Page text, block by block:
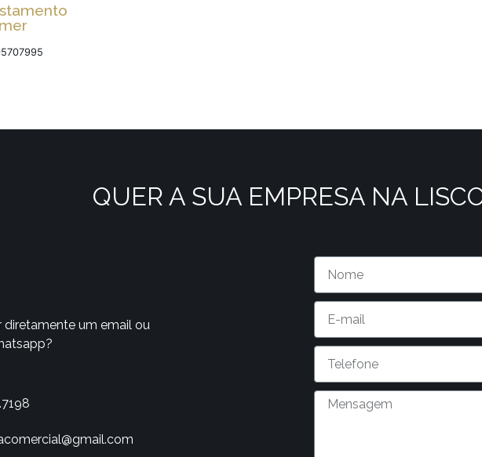
QUER A SUA EMPRESA NA
diretamente um email ou